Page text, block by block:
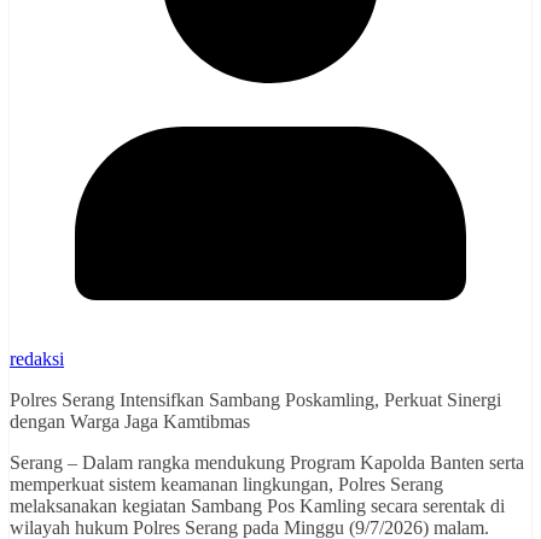
redaksi
Polres Serang Intensifkan Sambang Poskamling, Perkuat Sinergi
dengan Warga Jaga Kamtibmas
Serang – Dalam rangka mendukung Program Kapolda Banten serta
memperkuat sistem keamanan lingkungan, Polres Serang
melaksanakan kegiatan Sambang Pos Kamling secara serentak di
wilayah hukum Polres Serang pada Minggu (9/7/2026) malam.